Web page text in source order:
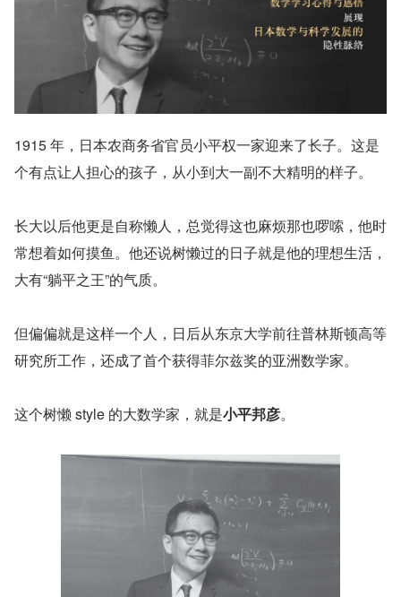
1915 年，日本农商务省官员小平权一家迎来了长子。这是
个有点让人担心的孩子，从小到大一副不大精明的样子。
长大以后他更是自称懒人，总觉得这也麻烦那也啰嗦，他时
常想着如何摸鱼。他还说树懒过的日子就是他的理想生活，
大有“躺平之王”的气质。
但偏偏就是这样一个人，日后从东京大学前往普林斯顿高等
研究所工作，还成了首个获得菲尔兹奖的亚洲数学家。
这个树懒 style 的大数学家，就是小平邦彦。